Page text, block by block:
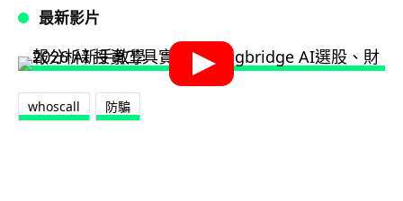
最新影片
whoscall 防騙